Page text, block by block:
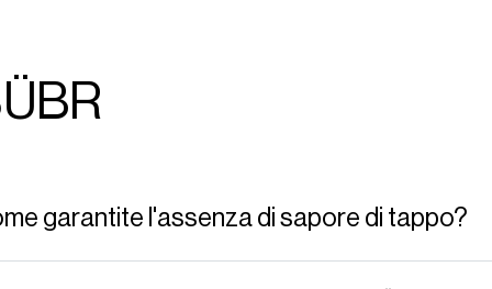
garantite l'assenza di sapore di tappo?